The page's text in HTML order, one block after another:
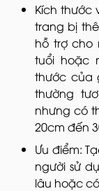
Kích thước
trang bị
hỗ trợ cho
tuổi hoặc
thước của
thường
nhưng có
20cm đến
Ưu điểm:
người sử
lâu hoặc